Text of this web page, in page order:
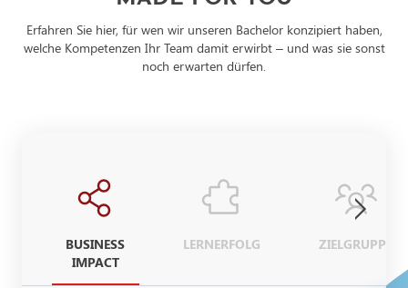
Erfahren Sie hier, für wen wir unseren Bachelor konzipiert haben,
welche Kompetenzen Ihr Team damit erwirbt – und was sie sonst
noch erwarten dürfen.
BUSINESS
IMPACT
LERNERFOLG ZIELGRUPPE